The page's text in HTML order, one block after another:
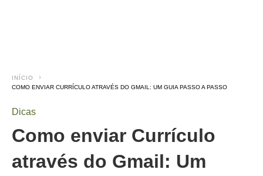
INÍCIO
COMO ENVIAR CURRÍCULO ATRAVÉS DO GMAIL: UM GUIA PASSO A PASSO
Dicas
Como enviar Currículo
através do Gmail: Um